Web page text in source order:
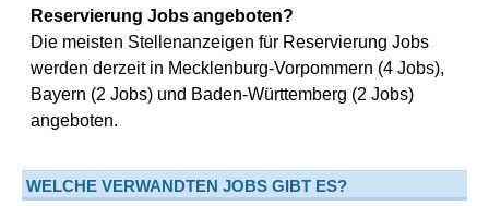
Reservierung Jobs angeboten?
Die meisten Stellenanzeigen für Reservierung Jobs
werden derzeit in Mecklenburg-Vorpommern (4 Jobs),
Bayern (2 Jobs) und Baden-Württemberg (2 Jobs)
angeboten.
WELCHE VERWANDTEN JOBS GIBT ES?